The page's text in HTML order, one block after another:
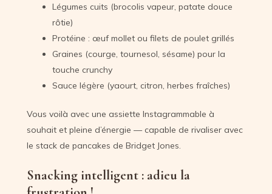
Légumes cuits (brocolis vapeur, patate douce
rôtie)
Protéine : œuf mollet ou filets de poulet grillés
Graines (courge, tournesol, sésame) pour la
touche crunchy
Sauce légère (yaourt, citron, herbes fraîches)
Vous voilà avec une assiette Instagrammable à
souhait et pleine d’énergie — capable de rivaliser avec
le stack de pancakes de Bridget Jones.
Snacking intelligent : adieu la